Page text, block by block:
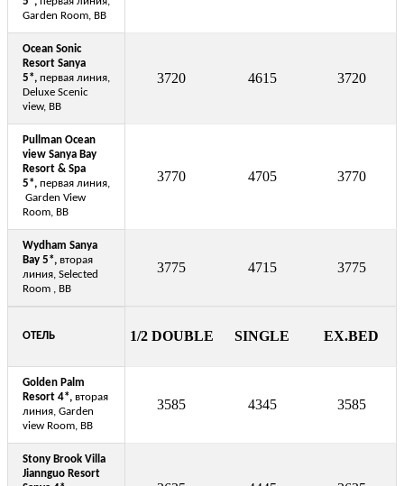
Garden Room, BB
Ocean Sonic
Resort Sanya
5*, первая линия,
Deluxe Scenic
view, BB
3720 4615 3720
Pullman Ocean
view Sanya Bay
Resort & Spa
5*, первая линия,
Garden View
Room, BB
3770 4705 3770
Wydham Sanya
Bay 5*, вторая
линия, Selected
Room ,
BB
3775 4715 3775
ОТЕЛЬ 1/2 DOUBLE SINGLE EX.BED
Golden Palm
Resort 4*, вторая
линия, Garden
view Room, BB
3585 4345 3585
Stony Brook Villa
Jiannguo Resort